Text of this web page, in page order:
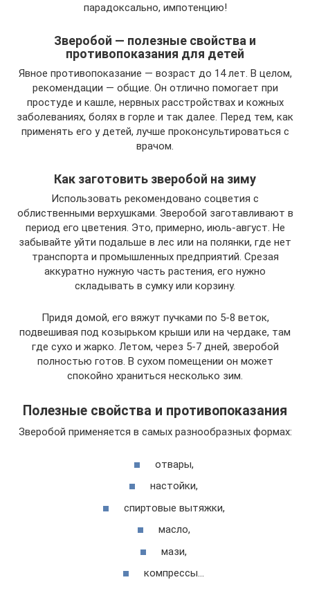
парадоксально, импотенцию!
Зверобой — полезные свойства и
противопоказания для детей
Явное противопоказание — возраст до 14 лет. В целом,
рекомендации — общие. Он отлично помогает при
простуде и кашле, нервных расстройствах и кожных
заболеваниях, болях в горле и так далее. Перед тем, как
применять его у детей, лучше проконсультироваться с
врачом.
Как заготовить зверобой на зиму
Использовать рекомендовано соцветия с
облиственными верхушками. Зверобой заготавливают в
период его цветения. Это, примерно, июль-август. Не
забывайте уйти подальше в лес или на полянки, где нет
транспорта и промышленных предприятий. Срезая
аккуратно нужную часть растения, его нужно
складывать в сумку или корзину.
Придя домой, его вяжут пучками по 5-8 веток,
подвешивая под козырьком крыши или на чердаке, там
где сухо и жарко. Летом, через 5-7 дней, зверобой
полностью готов. В сухом помещении он может
спокойно храниться несколько зим.
Полезные свойства и противопоказания
Зверобой применяется в самых разнообразных формах:
отвары,
настойки,
спиртовые вытяжки,
масло,
мази,
компрессы…